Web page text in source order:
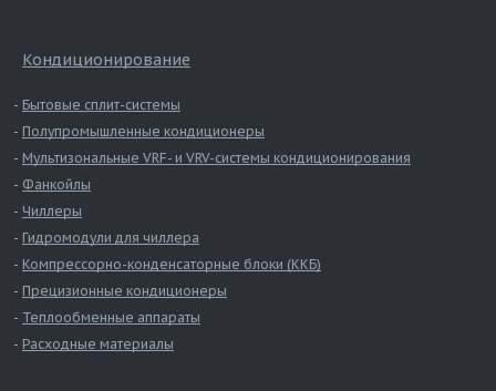
Кондиционирование
Бытовые сплит-системы
Полупромышленные кондиционеры
Мультизональные VRF- и VRV-системы кондиционирования
Фанкойлы
Чиллеры
Гидромодули для чиллера
Компрессорно-конденсаторные блоки (ККБ)
Прецизионные кондиционеры
Теплообменные аппараты
Расходные материалы